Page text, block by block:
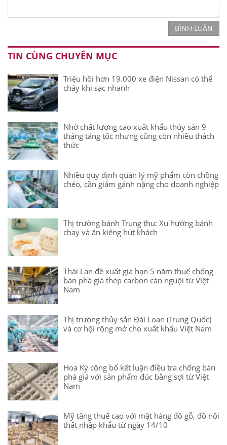
BÌNH LUẬN
TIN CÙNG CHUYÊN MỤC
Triệu hồi hơn 19.000 xe điện Nissan có thể
cháy khi sạc nhanh
Nhờ chất lượng cao xuất khẩu thủy sản 9
tháng tăng tốc nhưng cũng còn nhiều thách
thức
Nhiều quy định quản lý mỹ phẩm còn chồng
chéo, cần giảm gánh nặng cho doanh nghiệp
Thị trường bánh Trung thu: Xu hướng bánh
chay và ăn kiêng hút khách
Thái Lan đề xuất gia hạn 5 năm thuế chống
bán phá giá thép carbon cán nguội từ Việt
Nam
Thị trường thủy sản Đài Loan (Trung Quốc)
và cơ hội rộng mở cho xuất khẩu Việt Nam
Hoa Kỳ công bố kết luận điều tra chống bán
phá giá với sản phẩm đúc bằng sợi từ Việt
Nam
Mỹ tăng thuế cao với mặt hàng đồ gỗ, đồ nội
thất nhập khẩu từ ngày 14/10